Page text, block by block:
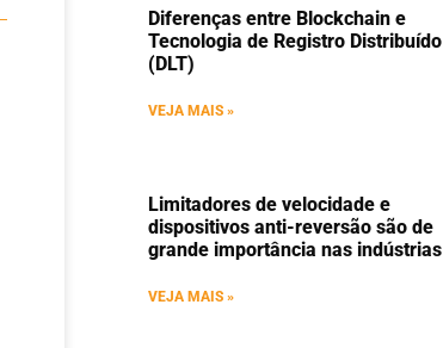
Diferenças entre Blockchain e
Tecnologia de Registro Distribuído
(DLT)
VEJA MAIS »
Limitadores de velocidade e
dispositivos anti-reversão são de
grande importância nas indústrias
VEJA MAIS »